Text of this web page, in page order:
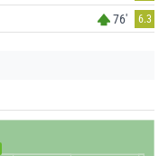
76' 6.3